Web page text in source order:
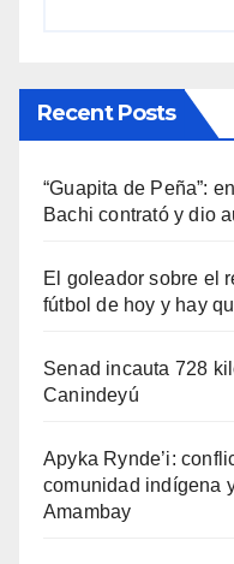
Recent Posts
“Guapita de Peña”:
Bachi contrató y dio
El goleador sobre el
fútbol de hoy y hay
Senad incauta 728
Canindeyú
Apyka Rynde’i:
comunidad indígena
Amambay